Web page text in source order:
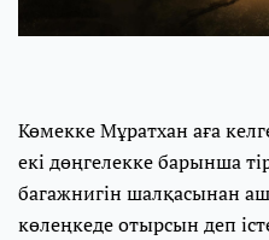
Көмекке Мұратхан аға
екі дөңгелекке барынша
багажнигін шалқасынан
көлеңкеде отырсын деп